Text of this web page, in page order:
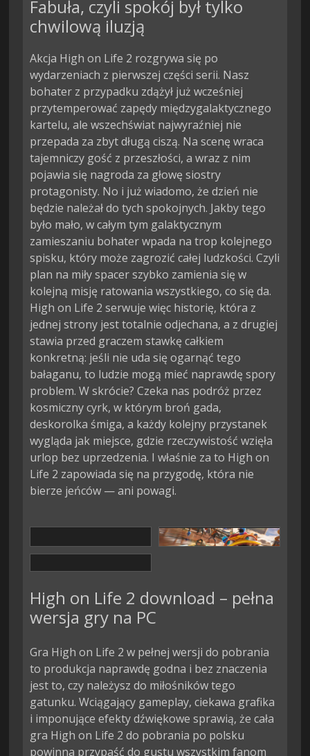
Fabuła, czyli spokój był tylko
chwilową iluzją
Akcja High on Life 2 rozgrywa się po
wydarzeniach z pierwszej części serii. Nasz
bohater z przypadku zdążył już wcześniej
przytemperować zapędy międzygalaktycznego
kartelu, ale wszechświat najwyraźniej nie
przepada za zbyt długą ciszą. Na scenę wraca
tajemniczy gość z przeszłości, a wraz z nim
pojawia się nagroda za głowę siostry
protagonisty. No i już wiadomo, że dzień nie
będzie należał do tych spokojnych. Jakby tego
było mało, w całym tym galaktycznym
zamieszaniu bohater wpada na trop kolejnego
spisku, który może zagrozić całej ludzkości. Czyli
plan na miły spacer szybko zamienia się w
kolejną misję ratowania wszystkiego, co się da.
High on Life 2 serwuje więc historię, która z
jednej strony jest totalnie odjechana, a z drugiej
stawia przed graczem stawkę całkiem
konkretną: jeśli nie uda się ogarnąć tego
bałaganu, to ludzie mogą mieć naprawdę spory
problem. W skrócie? Czeka nas podróż przez
kosmiczny cyrk, w którym broń gada,
deskorolka śmiga, a każdy kolejny przystanek
wygląda jak miejsce, gdzie rzeczywistość wzięła
urlop bez uprzedzenia. I właśnie za to High on
Life 2 zapowiada się na przygodę, która nie
bierze jeńców — ani powagi.
High on Life 2 download – pełna
wersja gry na PC
Gra High on Life 2 w pełnej wersji do pobrania
to produkcja naprawdę godna i bez znaczenia
jest to, czy należysz do miłośników tego
gatunku. Wciągający gameplay, ciekawa grafika
i imponujące efekty dźwiękowe sprawią, że cała
gra High on Life 2 do pobrania po polsku
powinna przypaść do gustu wszystkim fanom